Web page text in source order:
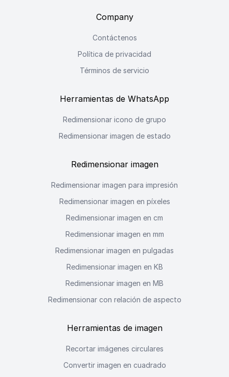
Company
Contáctenos
Política de privacidad
Términos de servicio
Herramientas de WhatsApp
Redimensionar icono de grupo
Redimensionar imagen de estado
Redimensionar imagen
Redimensionar imagen para impresión
Redimensionar imagen en píxeles
Redimensionar imagen en cm
Redimensionar imagen en mm
Redimensionar imagen en pulgadas
Redimensionar imagen en KB
Redimensionar imagen en MB
Redimensionar con relación de aspecto
Herramientas de imagen
Recortar imágenes circulares
Convertir imagen en cuadrado